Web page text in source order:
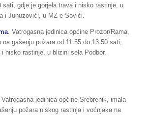
sati, gdje je gorjela trava i nisko rastinje, u
i Junuzovići, u MZ-e Sovići.
. Vatrogasna jedinica općine Prozor/Rama,
gašenju požara od 11:55 do 13:50 sati,
nisko rastinje, u blizini sela Podbor.
Vatrogasna jedinica općine Srebrenik, imala
požara niskog rastinja i voćnjaka na